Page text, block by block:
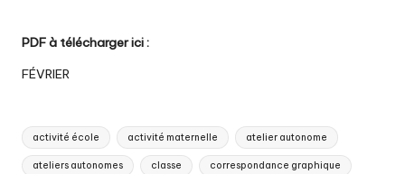
PDF à télécharger ici :
FÉVRIER
Tags:
activité école activité maternelle atelier autonome
ateliers autonomes classe correspondance graphique